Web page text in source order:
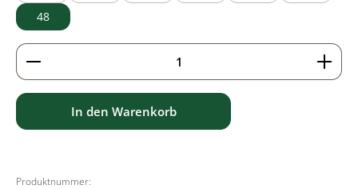
48
Produkt Anzahl: Gib den gewünschten Wert ein
In den Warenkorb
Produktnummer: